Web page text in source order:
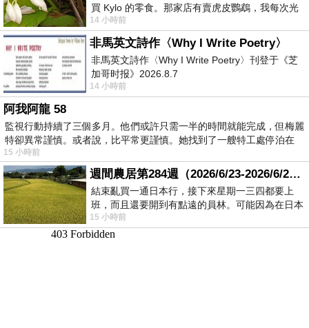
買 Kylo 的零食。那家店有賣虎皮鸚鵡，我每次光
顧都會去看一下。他們偶爾會引進 C
14 小時前
非馬英文詩作〈Why I Write Poetry〉
非馬英文詩作〈Why I Write Poetry〉刊登于《芝
加哥时报》2026.8.7
14 小時前
阿我阿龍 58
監視行動持續了三個多月。他們或許只需一半的時間就能完成，但梅麗
特卻異常謹慎。或者說，比平常更謹慎。她找到了一艘特工處停泊在
15 小時前
週間農居第284週（2026/6/23-2026/6/24) 夏至 金黃稻浪洋溢豐收喜悅
結束亂買一通日本行，接下來星期一三四都要上
班，而且還要開到有點遠的員林。可能因為在日本
花不少錢，星期一出門上班時，心裡沒有一
15 小時前